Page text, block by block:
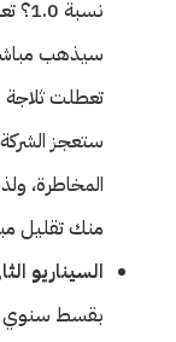
سيذهب
تعطلت ثلاجة
ستعجز
المخاطرة،
منك تقليل
السيناريو
بقسط سنوي